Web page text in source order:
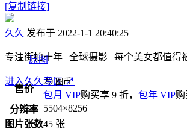
[复制链接]
久久 发布于 2022-1-1 20:40:25
专注街拍十年 | 全球摄影 | 每个美女都值得
进入久久专区↗
原图
售价
20图币
包月 VIP购买享 9 折， 包年 VIP购
分辨率 5504×8256
图片张数45 张